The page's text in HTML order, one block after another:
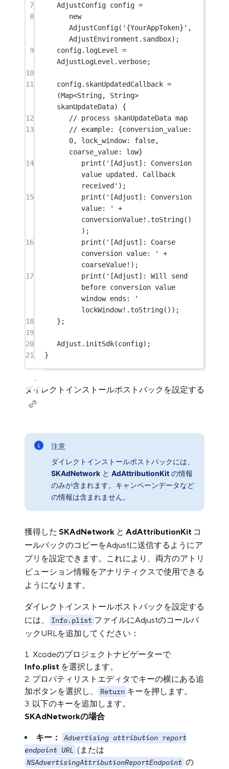
7
AdjustConfig config =
8
new
AdjustConfig( '{YourAppToken}'
AdjustEnvironment .sandbox);
9
config.logLevel =
AdjustLogLevel .verbose;
10
11
config.skanUpdatedCallback =
(Map<String, String>
skanUpdateData) {
12
// process skanUpdateData map
13
// example: {conversion_value:
0, lock_window: false,
coarse_value: low}
14
print ( '[Adjust]: Conversion
value updated. Callback
received' );
15
print ( '[Adjust]: Conversion
value: '
+
conversionValue! .toString()
);
16
print ( '[Adjust]: Coarse
conversion value: '
+
coarseValue! );
17
print ( '[Adjust]: Will send
before conversion value
window ends: '
lockWindow! .toString());
18
};
19
20
Adjust . initSdk(config);
21
}
ダイレクトインストールポストバックを設定する
注意
ダイレクトインストールポストバックには、
SKAdNetwork と AdAttributionKit の情報
のみが含まれます。キャンペーンデータなど
の情報は含まれません。
獲得した SKAdNetwork と AdAttributionKit コ
ールバックのコピーをAdjustに送信するようにア
プリを設定できます。これにより、両方のアトリ
ビューション情報をアナリティクスで使用できる
ようになります。
ダイレクトインストールポストバックを設定する
には、
Info.plist ファイルにAdjustのコールバ
ックURLを追加してください：
Xcodeのプロジェクトナビゲーターで
Info.plist を選択します。
プロパティリストエディタでキーの横にある追
加ボタンを選択し、
Return キーを押します。
以下のキーを追加します。
SKAdNetworkの場合
キー：
Advertising attribution report
endpoint URL (または
NSAdvertisingAttributionReportEndpoint の